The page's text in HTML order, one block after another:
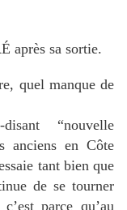
après sa sortie.
quel manque de
“nouvelle
anciens en Côte
tant bien que
de se tourner
parce qu’au